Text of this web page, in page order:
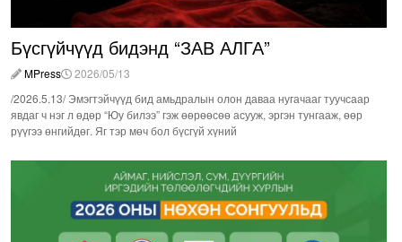
Бүсгүйчүүд бидэнд “ЗАВ АЛГА”
MPress
2026/05/13
/2026.5.13/ Эмэгтэйчүүд бид амьдралын олон даваа нугачааг туучсаар
явдаг ч нэг л өдөр “Юу билээ” гэж өөрөөсөө асууж, эргэн тунгааж, өөр
рүүгээ өнгийдөг. Яг тэр мөч бол бүсгүй хүний